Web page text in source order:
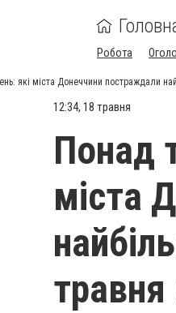
Робота
які міста Донеччини постраждали
12:34, 18 травня
Понад
міста